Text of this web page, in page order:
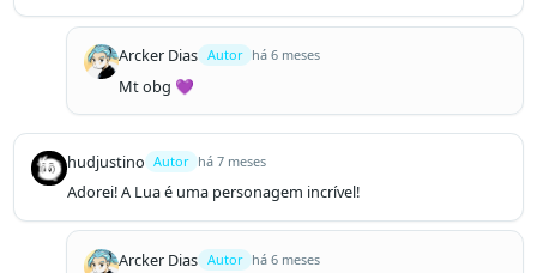
Arcker Dias Autor há 6 meses
Mt obg 💜
hudjustino Autor há 7 meses
Adorei! A Lua é uma personagem incrível!
Arcker Dias Autor há 6 meses